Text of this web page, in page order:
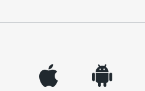
appleinc android